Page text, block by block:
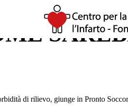
di rilievo, giunge in Pronto